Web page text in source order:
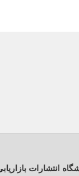
انتشارات